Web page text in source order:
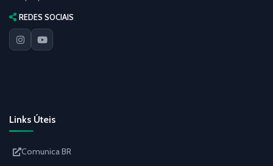
REDES SOCIAIS
Links Úteis
Comunica BR